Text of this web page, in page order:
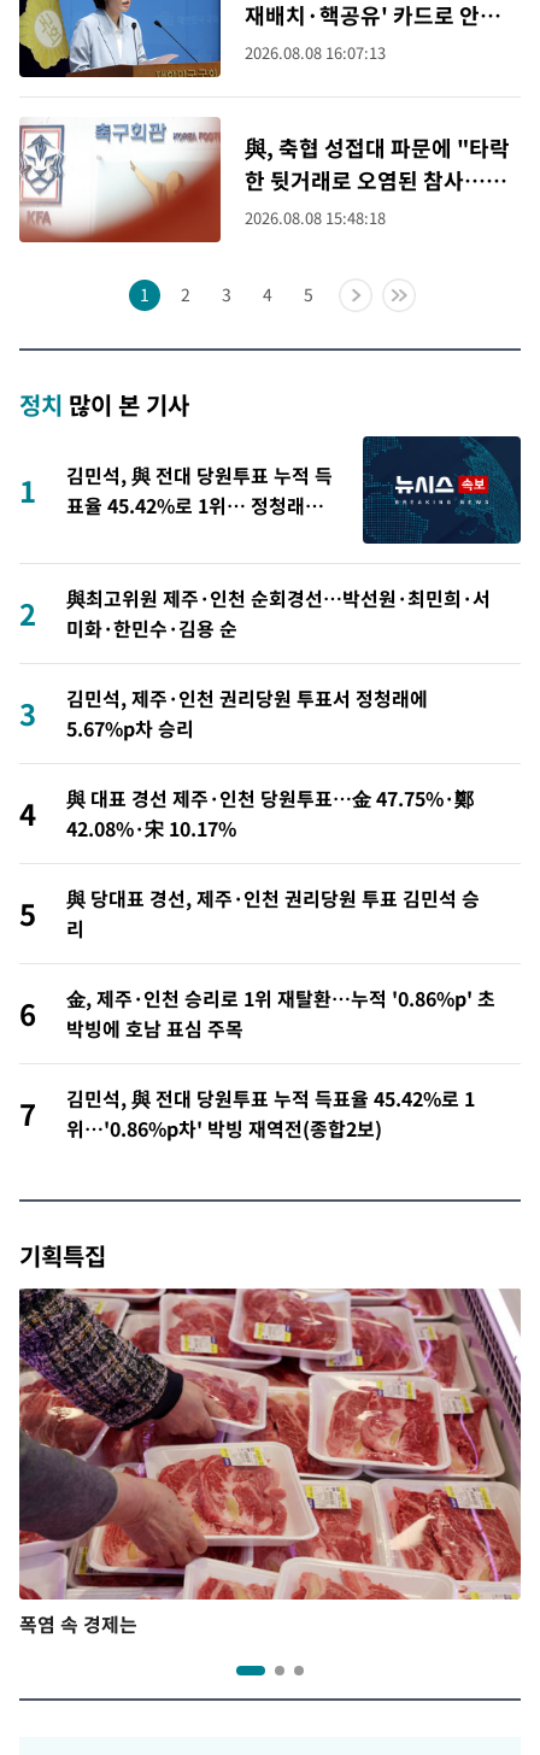
재배치·핵공유' 카드로 안보
선동"
2026.08.08 16:07:13
與, 축협 성접대 파문에 "타락
한 뒷거래로 오염된 참사…국
민에 사죄해야"
2026.08.08 15:48:18
1 2 3 4 5
정치 많이 본 기사
1
김민석, 與 전대 당원투표 누적 득
표율 45.42%로 1위… 정청래
2
與최고위원 제주·인천 순회경선…박선원·최민희·서
미화·한민수·김용 순
3
김민석, 제주·인천 권리당원 투표서 정청래에
5.67%p차 승리
4
與 대표 경선 제주·인천 당원투표…金 47.75%·鄭
42.08%·宋 10.17%
5
與 당대표 경선, 제주·인천 권리당원 투표 김민석 승
리
6
金, 제주·인천 승리로 1위 재탈환…누적 '0.86%p' 초
박빙에 호남 표심 주목
7
김민석, 與 전대 당원투표 누적 득표율 45.42%로 1
위…'0.86%p차' 박빙 재역전(종합2보)
기획특집
폭염 속 경제는